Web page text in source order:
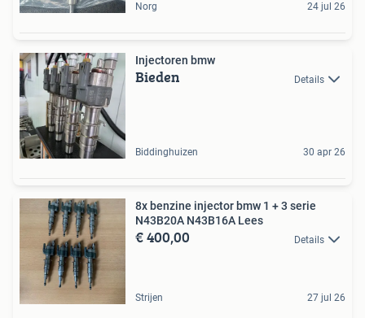
Norg 24 jul 26
Injectoren bmw
Bieden Details
Biddinghuizen 30 apr 26
8x benzine injector bmw 1 + 3 serie
N43B20A N43B16A Lees
€ 400,00 Details
Strijen 27 jul 26